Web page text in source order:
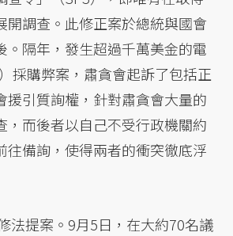
開調查。此修正案於總統與國會
。隔年，發生超過千萬美金的電
採購弊案，肅貪會起訴了包括正
援引質詢權，針對肅貪會大量的
，而後者以自己不受行政機關約
往備詢，使得兩者的衝突徹底浮
法提案。9月5日，在大約70名議